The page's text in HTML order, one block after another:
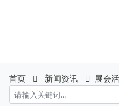
首页 新闻资讯 展会